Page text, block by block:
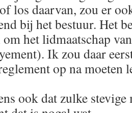
los daarvan, zou er
bij het bestuur. Het
het lidmaatschap
Ik zou daar
op na moeten
ook dat zulke stevige